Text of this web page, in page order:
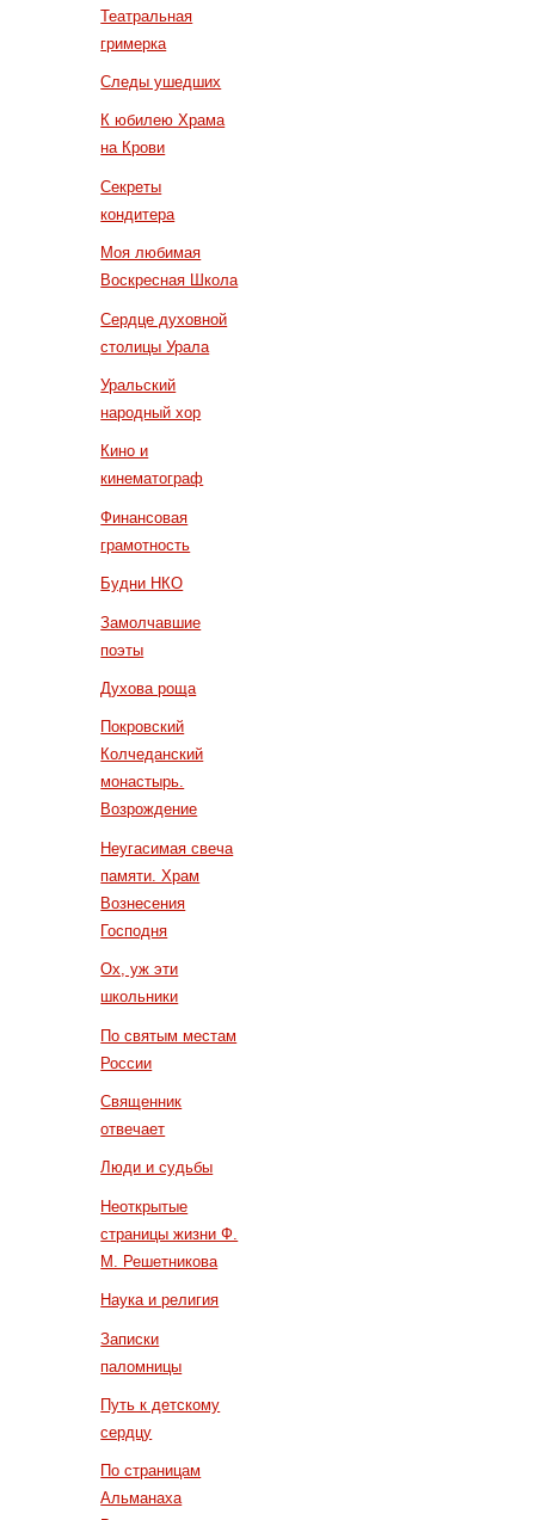
Театральная
гримерка
Следы ушедших
К юбилею Храма
на Крови
Секреты
кондитера
Моя любимая
Воскресная Школа
Сердце духовной
столицы Урала
Уральский
народный хор
Кино и
кинематограф
Финансовая
грамотность
Будни НКО
Замолчавшие
поэты
Духова роща
Покровский
Колчеданский
монастырь.
Возрождение
Неугасимая свеча
памяти. Храм
Вознесения
Господня
Ох, уж эти
школьники
По святым местам
России
Священник
отвечает
Люди и судьбы
Неоткрытые
страницы жизни Ф.
М. Решетникова
Наука и религия
Записки
паломницы
Путь к детскому
сердцу
По страницам
Альманаха